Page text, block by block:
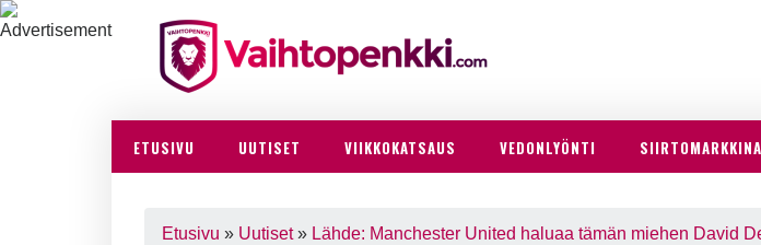
ETUSIVU UUTISET VIIKKOKATSAUS VEDONLYÖNTI
Etusivu » Uutiset» Lähde: Manchester United haluaa tämän miehen David